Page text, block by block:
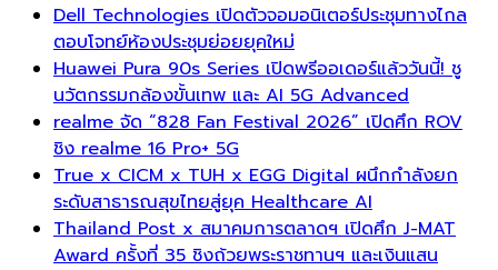
Dell Technologies เปิดตัวจอมอนิเตอร์ประชุมทางไกล
ตอบโจทย์ห้องประชุมย่อยยุคใหม่
Huawei Pura 90s Series เปิดพรีออเดอร์แล้ววันนี้! ชู
นวัตกรรมกล้องขั้นเทพ และ AI 5G Advanced
realme จัด “828 Fan Festival 2026” เปิดศึก ROV
ชิง realme 16 Pro+ 5G
True x CICM x TUH x EGG Digital ผนึกกำลังยก
ระดับสาธารณสุขไทยสู่ยุค Healthcare AI
Thailand Post x สมาคมการตลาดฯ เปิดศึก J-MAT
Award ครั้งที่ 35 ชิงถ้วยพระราชทานฯ และเงินแสน